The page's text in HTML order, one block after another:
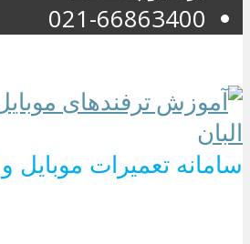
021-66863400
سامانه تعمیرات موبایل